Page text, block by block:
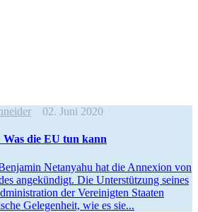
02. Juni 2020
Was die EU tun kann
Netanyahu hat die Annexion von
angekündigt. Die Unter­stützung seines
der Verei­nigten Staaten
Gelegenheit, wie es sie...